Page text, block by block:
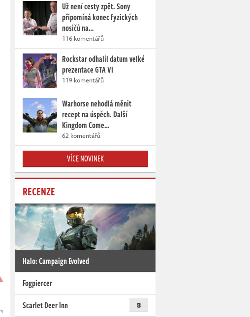
Už není cesty zpět. Sony
připomíná konec fyzických
nosičů na…
116 komentářů
Rockstar odhalil datum velké
prezentace GTA VI
119 komentářů
Warhorse nehodlá měnit
recept na úspěch. Další
Kingdom Come…
62 komentářů
VÍCE NOVINEK
RECENZE
Halo: Campaign Evolved
Fogpiercer
Scarlet Deer Inn
8